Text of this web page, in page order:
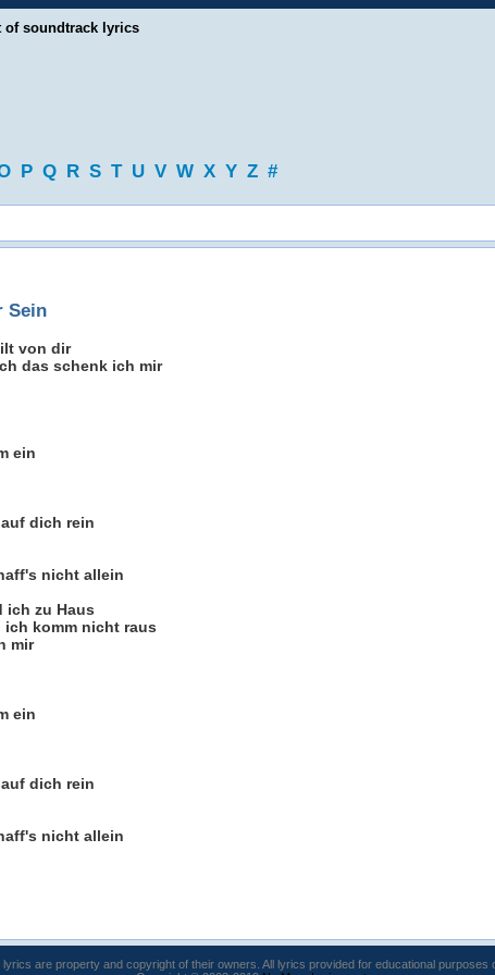
of soundtrack lyrics
P Q R S T U V W X Y Z #
Sein
von dir
das schenk ich mir
ein
dich rein
nicht allein
ich zu Haus
komm nicht raus
mir
ein
dich rein
nicht allein
lyrics are property and copyright of their owners. All lyrics provided for educational purposes